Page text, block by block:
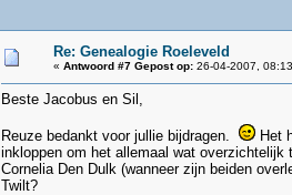
Re: Genealogie Roeleveld
« Antwoord #7 Gepost op:26-04-2007,
Beste Jacobus en Sil,
Reuze bedankt voor jullie bijdragen.
Het
inkloppen om het allemaal wat overzichtelijk
Cornelia Den Dulk (wanneer zijn beiden
Twilt?